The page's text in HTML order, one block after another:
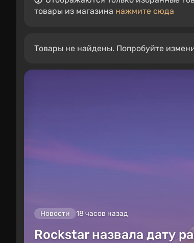
товары из магазина нажмите сюда
Товары не найдены. Попробуйте
Новости 18 часов назад
Rockstar назвала дату